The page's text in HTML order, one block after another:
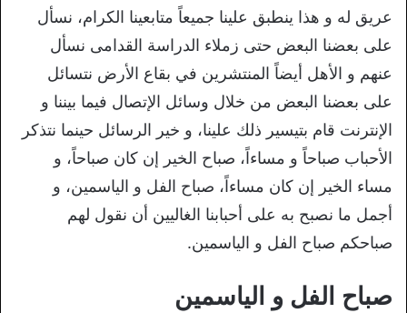
عريق له و هذا ينطبق علينا جميعاً متابعينا الكرام، نسأل
على بعضنا البعض حتى زملاء الدراسة القدامى نسأل
عنهم و الأهل أيضاً المنتشرين في بقاع الأرض نتسائل
على بعضنا البعض من خلال وسائل الإتصال فيما بيننا و
الإنترنت قام بتيسير ذلك علينا، و خير الرسائل حينما نتذكر
الأحباب صباحاً و مساءاً، صباح الخير إن كان صباحاً، و
مساء الخير إن كان مساءاً، صباح الفل و الياسمين، و
أجمل ما نصبح به على أحبابنا الغاليين أن نقول لهم
صباحكم صباح الفل و الياسمين.
صباح الفل و الياسمين